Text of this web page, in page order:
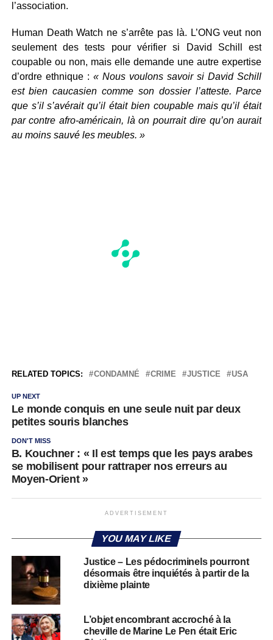
l’association.
Human Death Watch ne s’arrête pas là. L’ONG veut non
seulement des tests pour vérifier si David Schill est
coupable ou non, mais elle demande une autre expertise
d’ordre ethnique : « Nous voulons savoir si David Schill
est bien caucasien comme son dossier l’atteste. Parce
que s’il s’avérait qu’il était bien coupable mais qu’il était
par contre afro-américain, là on pourrait dire qu’on aurait
au moins sauvé les meubles. »
RELATED TOPICS: CONDAMNÉ CRIME JUSTICE USA
UP NEXT
Le monde conquis en une seule nuit par deux
petites souris blanches
DON'T MISS
B. Kouchner : « Il est temps que les pays arabes
se mobilisent pour rattraper nos erreurs au
Moyen-Orient »
ADVERTISEMENT
YOU MAY LIKE
Justice – Les pédocriminels pourront
désormais être inquiétés à partir de la
dixième plainte
L’objet encombrant accroché à la
cheville de Marine Le Pen était Eric